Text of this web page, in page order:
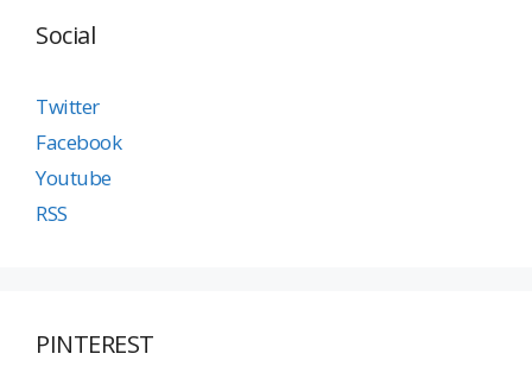
Social
Twitter
Facebook
Youtube
RSS
PINTEREST